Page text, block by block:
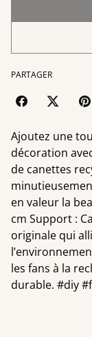
PARTAGER
Ajoutez une
décoration
de canettes
en valeur la
cm Support :
originale qui
les fans à la
durable. #diy